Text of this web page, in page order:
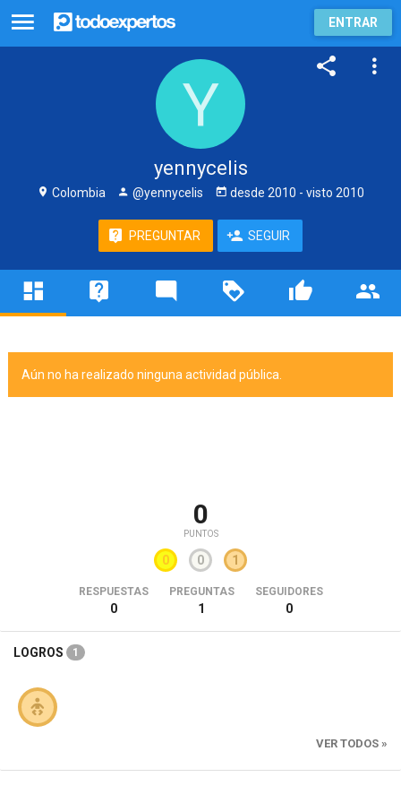
ENTRAR
yennycelis
Colombia @yennycelis desde 2010 - visto 2010
PREGUNTAR SEGUIR
Aún no ha realizado ninguna actividad pública.
0
PUNTOS
0 0 1
RESPUESTAS
0
PREGUNTAS
1
SEGUIDORES
0
LOGROS 1
VER TODOS »